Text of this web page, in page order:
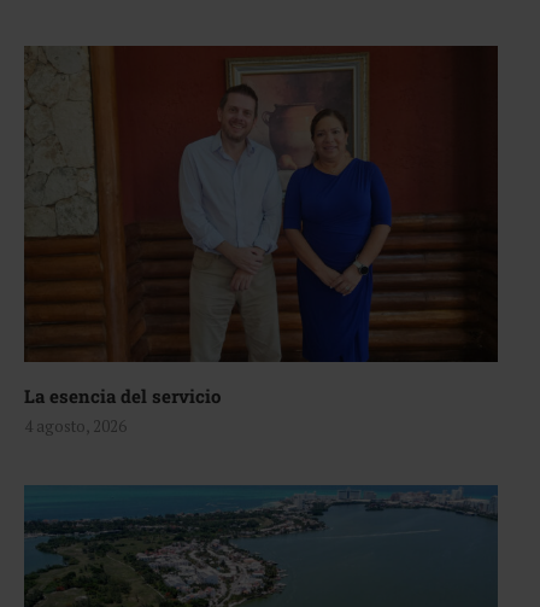
La esencia del servicio
4 agosto, 2026